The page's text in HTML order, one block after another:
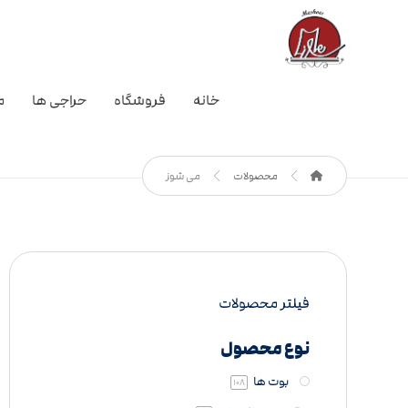
خانه فروشگاه حراجی ها
محصولات می شوز
فیلتر محصولات
نوع محصول
بوت ها 108